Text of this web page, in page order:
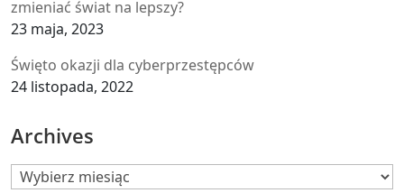
zmieniać świat na lepszy?
23 maja, 2023
Święto okazji dla cyberprzestępców
24 listopada, 2022
Archives
Archives